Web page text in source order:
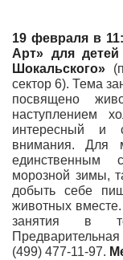
19 февраля в
Арт» для
Шокальского»
сектор 6). Тема
посвящено
наступлением
интересный и
внимания. Для
единственным
морозной зимы,
добыть себе
животных
занятия в
(499) 477-11-97.